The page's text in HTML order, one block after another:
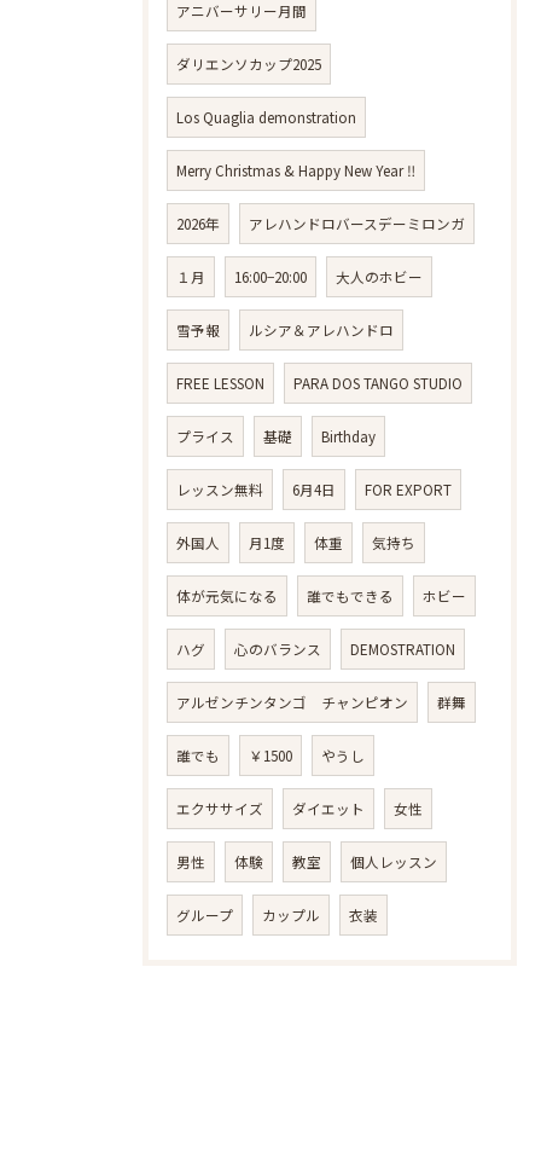
アニバーサリー月間
ダリエンソカップ2025
Los Quaglia demonstration
Merry Christmas & Happy New Year ‼️
2026年 アレハンドロバースデーミロンガ
１月 16:00−20:00 大人のホビー
雪予報 ルシア＆アレハンドロ
FREE LESSON PARA DOS TANGO STUDIO
プライス 基礎 Birthday
レッスン無料 6月4日 FOR EXPORT
外国人 月1度 体重 気持ち
体が元気になる 誰でもできる ホビー
ハグ 心のバランス DEMOSTRATION
アルゼンチンタンゴ チャンピオン 群舞
誰でも ￥1500 やうし
エクササイズ ダイエット 女性
男性 体験 教室 個人レッスン
グループ カップル 衣装